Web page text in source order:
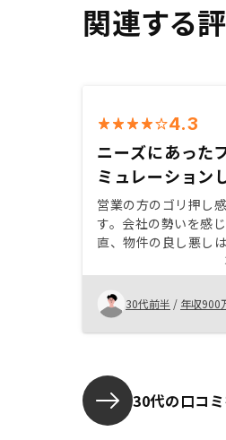
関連する
4.3
ニーズにあった
ミュレーション
営業の方のゴリ押し
す。会社の勢いを感
直、物件の良し悪し
かりませんが、多く
ニーズに合ったプラ
に出してくれ、シミ
作成してくれるのが
仲介ではなく売買で
少し高く利回りが低
組めるしいいかなー
いました。販売価格
て、利回りを出せる
30代前半 / 年収900
30代の口コ